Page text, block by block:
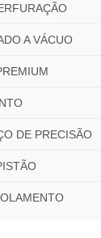
A VÁCUO
DE PRECISÃO